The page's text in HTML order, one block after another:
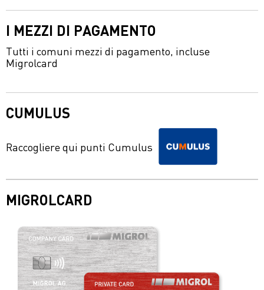
I MEZZI DI PAGAMENTO
Tutti i comuni mezzi di pagamento, incluse
Migrolcard
CUMULUS
Raccogliere qui punti Cumulus
MIGROLCARD